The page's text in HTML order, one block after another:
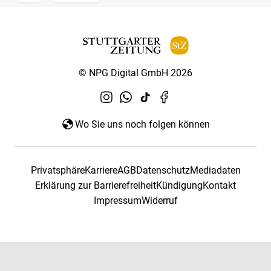
© NPG Digital GmbH 2026
Wo Sie uns noch folgen können
PrivatsphäreKarriereAGBDatenschutzMediadaten
Erklärung zur BarrierefreiheitKündigungKontakt
ImpressumWiderruf